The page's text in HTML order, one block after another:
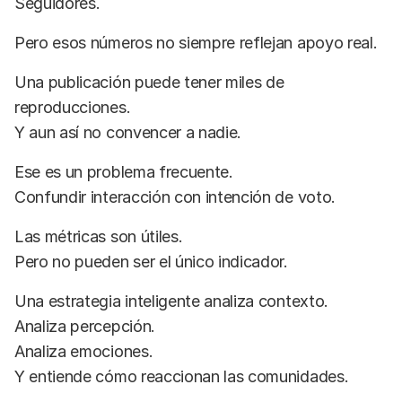
Pero esos números no siempre reflejan apoyo real.
Una publicación puede tener miles de
reproducciones.
Y aun así no convencer a nadie.
Ese es un problema frecuente.
Confundir interacción con intención de voto.
Las métricas son útiles.
Pero no pueden ser el único indicador.
Una estrategia inteligente analiza contexto.
Analiza percepción.
Analiza emociones.
Y entiende cómo reaccionan las comunidades.